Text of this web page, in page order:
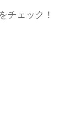
チェック！